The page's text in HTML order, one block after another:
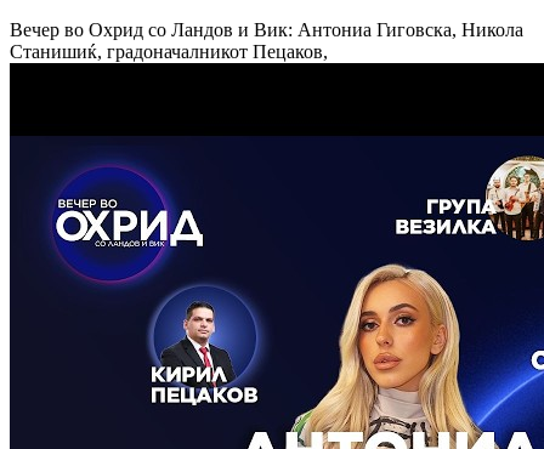
Вечер во Охрид со Ландов и Вик: Антониа Гиговска, Никола
Станишиќ, градоначалникот Пецаков,